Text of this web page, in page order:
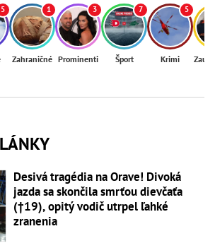
5 1
Zahraničné
3
Prominenti
7
Šport
5
Krimi
Desivá tragédia na Orave! Divoká
jazda sa skončila smrťou dievčaťa
(†19), opitý vodič utrpel ľahké
zranenia